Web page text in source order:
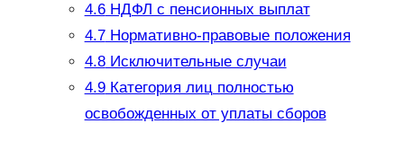
4.6НДФЛ с пенсионных выплат
4.7Нормативно-правовые положения
4.8Исключительные случаи
4.9Категория лиц полностью
освобожденных от уплаты сборов